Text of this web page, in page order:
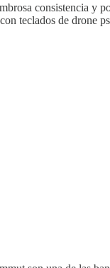
consistencia y
teclados de drone